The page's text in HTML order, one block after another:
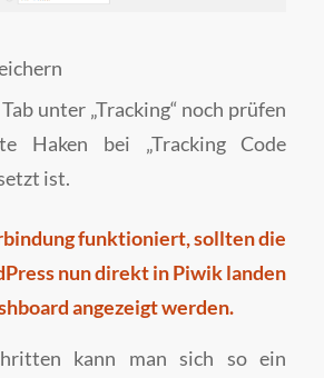
unter „Tracking“ noch prüfen
Haken bei „Tracking Code
ist.
funktioniert, sollten die
nun direkt in Piwik landen
angezeigt werden.
kann man sich so ein